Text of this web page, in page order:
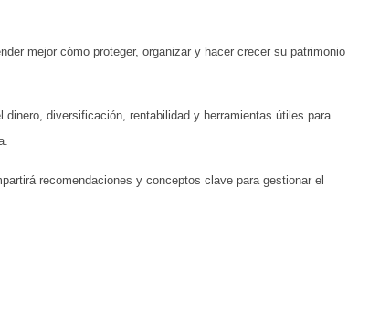
mejor cómo proteger, organizar y hacer crecer su patrimonio
diversificación, rentabilidad y herramientas útiles para
recomendaciones y conceptos clave para gestionar el